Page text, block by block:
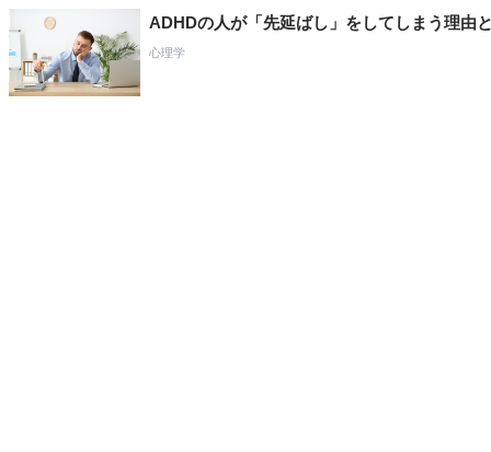
ADHDの人が「先延ばし」をしてしまう理由
心理学